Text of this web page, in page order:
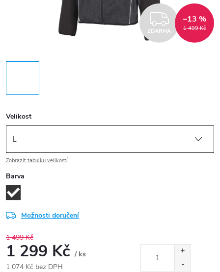
ZDARMA 1 499 Kč
–13 %
Velikost
Zobrazit tabulku velikostí
Barva
Možnosti doručení
1 499 Kč
1 299 Kč / ks
1 074 Kč bez DPH